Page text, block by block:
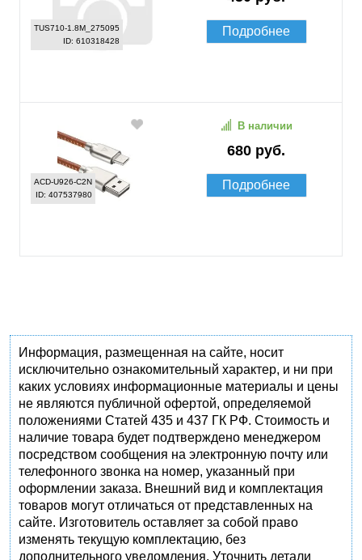
TUS710-1.8M_275095
ID: 610318428
Подробнее
ACD-U926-C2N
ID: 407537980
680 руб.
В наличии
Подробнее
Информация, размещенная на сайте, носит
исключительно ознакомительный характер, и ни при
каких условиях информационные материалы и цены
не являются публичной офертой, определяемой
положениями Статей 435 и 437 ГК РФ. Стоимость и
наличие товара будет подтверждено менеджером
посредством сообщения на электронную почту или
телефонного звонка на номер, указанный при
оформлении заказа. Внешний вид и комплектация
товаров могут отличаться от представленных на
сайте. Изготовитель оставляет за собой право
изменять текущую комплектацию, без
дополнительного уведомления. Уточнить детали